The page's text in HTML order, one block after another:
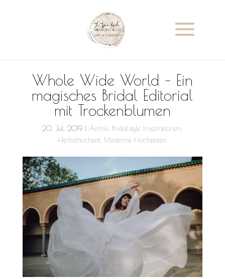
Whole Wide World – Ein
magisches Bridal Editorial
mit Trockenblumen
20, Jul, 2019 Archiv, Bridalstyle Inspirationen
Herbsthochzeit Moderne Hochzeiten